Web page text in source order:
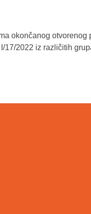
okončanog
17/2022 iz različitih